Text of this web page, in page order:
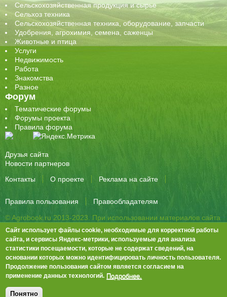
Сельскохозяйственная продукция и сырье
Сельхоз техника
Сельскохозяйственная техника, оборудование, запчасти
Удобрения, агрохимия, семена, саженцы
Животные и птица
Услуги
Недвижимость
Работа
Знакомства
Разное
Форум
Тематические форумы
Форумы проекта
Правила форума
Друзья сайта
Новости партнеров
Контакты
О проекте Реклама на сайте
Правила пользования
Правообладателям
© Agrobook.ru 2013-2023. При использовании материалов сайта
активная ссылка на публикацию обязательна.
344000, Ростов-на-Дону, ул. Города Волос, д.6, 8 этаж, офис 803
Тел./факс: +7 (863) 282-83-13 e-mail:info@agrobook.ru
Возрастная категория сайта: 16+. Объявления на сайте не
премодерируются.Положение о защите персональных данных
Гала Алиевна Каймакчи – редактор, тел.: (863) 282-83-13
info@agrobook.ru
Сайт использует файлы cookie, необходимые для корректной работы
сайта, и сервисы Яндекс-метрики, используемые для анализа
статистики посещаемости, которые не содержат сведений, на
основании которых можно идентифицировать личность пользователя.
Продолжение пользования сайтом является согласием на
применение данных технологий. Подробнее.
Понятно